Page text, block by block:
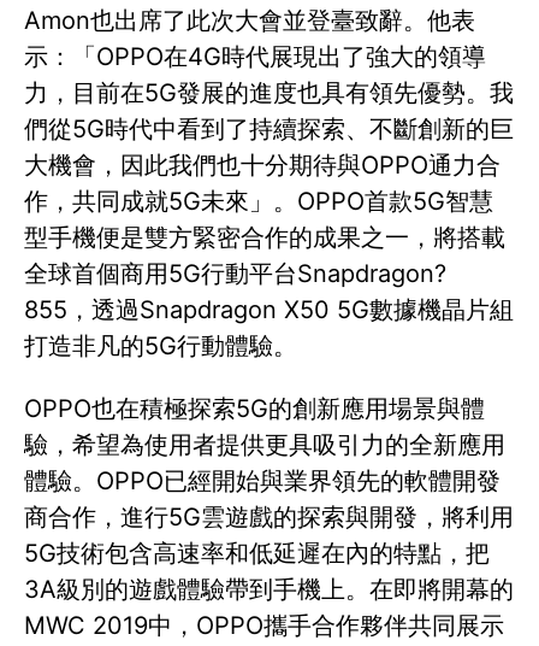
Amon也出席了此次大會並登臺致辭。他表
示：「OPPO在4G時代展現出了強大的領導
力，目前在5G發展的進度也具有領先優勢。我
們從5G時代中看到了持續探索、不斷創新的巨
大機會，因此我們也十分期待與OPPO通力合
作，共同成就5G未來」。OPPO首款5G智慧
型手機便是雙方緊密合作的成果之一，將搭載
全球首個商用5G行動平台Snapdragon?
855，透過Snapdragon X50 5G數據機晶片組
打造非凡的5G行動體驗。
OPPO也在積極探索5G的創新應用場景與體
驗，希望為使用者提供更具吸引力的全新應用
體驗。OPPO已經開始與業界領先的軟體開發
商合作，進行5G雲遊戲的探索與開發，將利用
5G技術包含高速率和低延遲在內的特點，把
3A級別的遊戲體驗帶到手機上。在即將開幕的
MWC 2019中，OPPO攜手合作夥伴共同展示